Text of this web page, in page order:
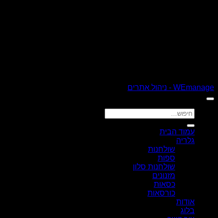
WEmanage - ניהול אתרים
חיפוש
עבור:
עמוד הבית
גלריה
שולחנות
ספות
שולחנות סלון
מזנונים
כסאות
כורסאות
אודות
בלוג